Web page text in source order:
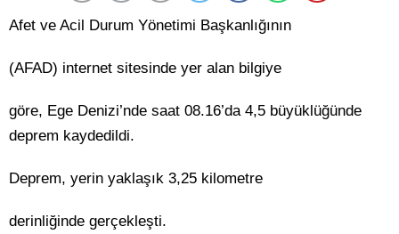
Afet ve Acil Durum Yönetimi Başkanlığının
(AFAD) internet sitesinde yer alan bilgiye
göre, Ege Denizi’nde saat 08.16’da 4,5 büyüklüğünde
deprem kaydedildi.
Deprem, yerin yaklaşık 3,25 kilometre
derinliğinde gerçekleşti.